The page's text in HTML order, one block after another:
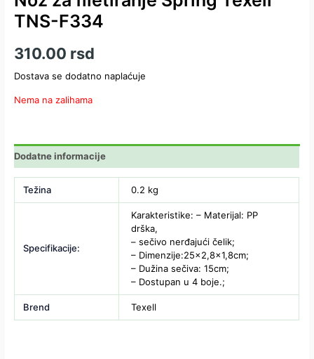
TNS-F334
310.00 rsd
Dostava se dodatno naplaćuje
Nema na zalihama
Dodatne informacije
Težina 0.2 kg
Specifikacije:
Karakteristike: – Materijal: PP
drška,
– sečivo nerđajući čelik;
– Dimenzije:25×2,8×1,8cm;
– Dužina sečiva: 15cm;
– Dostupan u 4 boje.;
Brend Texell